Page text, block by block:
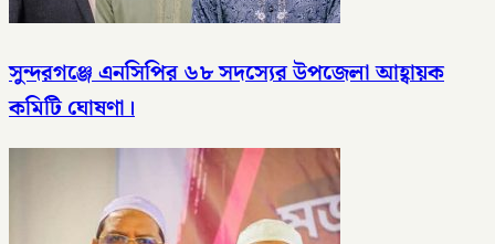
সুন্দরগঞ্জে এনসিপির ৬৮ সদস্যের উপজেলা আহ্বায়ক
কমিটি ঘোষণা।